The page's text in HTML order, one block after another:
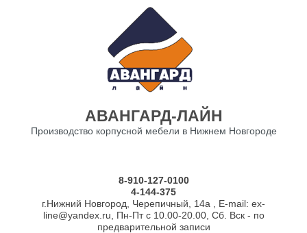
АВАНГАРД-ЛАЙН
Производство корпусной мебели в Нижнем Новгороде
8-910-127-0100
4-144-375
г.Нижний Новгород, Черепичный, 14а , E-mail: ex-
line@yandex.ru, Пн-Пт с 10.00-20.00, Сб. Вск - по
предварительной записи